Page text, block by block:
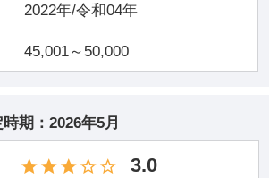
2022年/令和04年
45,001～50,000
期： 2026年5月
3.0